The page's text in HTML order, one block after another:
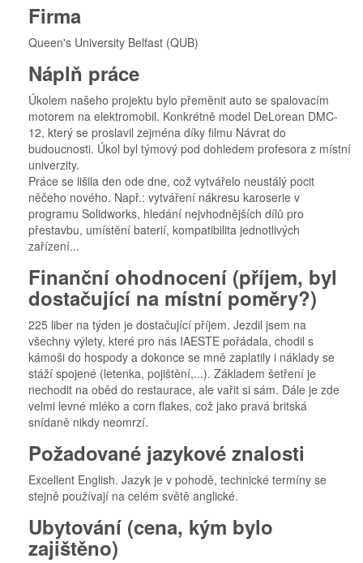
Firma
Queen's University Belfast (QUB)
Náplň práce
Úkolem našeho projektu bylo přeměnit auto se spalovacím
motorem na elektromobil. Konkrétně model DeLorean DMC-
12, který se proslavil zejména díky filmu Návrat do
budoucnosti. Úkol byl týmový pod dohledem profesora z místní
univerzity.
Práce se lišila den ode dne, což vytvářelo neustálý pocit
něčeho nového. Např.: vytváření nákresu karoserie v
programu Solidworks, hledání nejvhodnějších dílů pro
přestavbu, umístění baterií, kompatibilita jednotlivých
zařízení...
Finanční ohodnocení (příjem, byl
dostačující na místní poměry?)
225 liber na týden je dostačující příjem. Jezdil jsem na
všechny výlety, které pro nás IAESTE pořádala, chodil s
kámoši do hospody a dokonce se mně zaplatily i náklady se
stáží spojené (letenka, pojištění,...). Základem šetření je
nechodit na oběd do restaurace, ale vařit si sám. Dále je zde
velmi levné mléko a corn flakes, což jako pravá britská
snídaně nikdy neomrzí.
Požadované jazykové znalosti
Excellent English. Jazyk je v pohodě, technické termíny se
stejně používají na celém světě anglické.
Ubytování (cena, kým bylo
zajištěno)